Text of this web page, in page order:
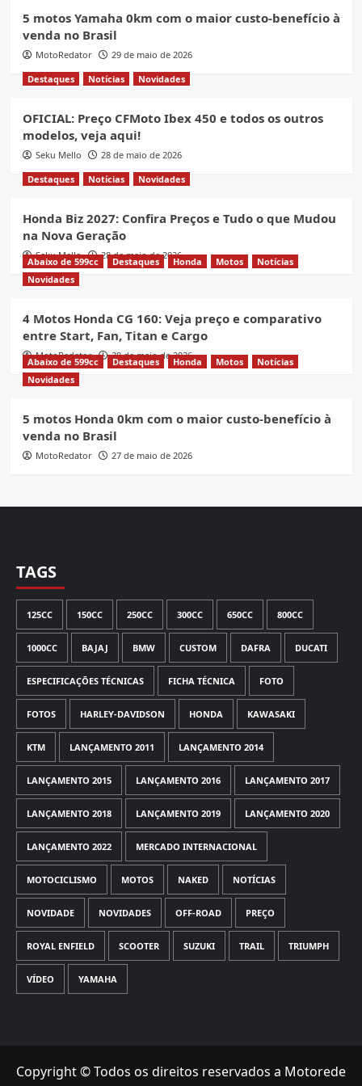
5 motos Yamaha 0km com o maior custo-benefício à
venda no Brasil
MotoRedator
29 de maio de 2026
Destaques
Notícias Novidades
OFICIAL: Preço CFMoto Ibex 450 e todos os outros
modelos, veja aqui!
Seku Mello
28 de maio de 2026
Destaques
Notícias Novidades
Honda Biz 2027: Confira Preços e Tudo o que Mudou
na Nova Geração
Seku Mello 28 de maio de 2026
Abaixo de 599cc Destaques Honda Motos
Notícias
Novidades
4 Motos Honda CG 160: Veja preço e comparativo
entre Start, Fan, Titan e Cargo
MotoRedator 28 de maio de 2026
Abaixo de 599cc Destaques Honda Motos
Notícias
Novidades
5 motos Honda 0km com o maior custo-benefício à
venda no Brasil
MotoRedator 27 de maio de 2026
TAGS
125CC 150CC 250CC 300CC 650CC 800CC
1000CC BAJAJ BMW CUSTOM DAFRA DUCATI
ESPECIFICAÇÕES TÉCNICAS FICHA TÉCNICA FOTO
FOTOS HARLEY-DAVIDSON HONDA KAWASAKI
KTM LANÇAMENTO 2011 LANÇAMENTO 2014
LANÇAMENTO 2015 LANÇAMENTO 2016 LANÇAMENTO 2017
LANÇAMENTO 2018 LANÇAMENTO 2019 LANÇAMENTO 2020
LANÇAMENTO 2022 MERCADO INTERNACIONAL
MOTOCICLISMO MOTOS NAKED NOTÍCIAS
NOVIDADE NOVIDADES OFF-ROAD PREÇO
ROYAL ENFIELD SCOOTER SUZUKI TRAIL TRIUMPH
VÍDEO YAMAHA
Copyright © Todos os direitos reservados a Motorede